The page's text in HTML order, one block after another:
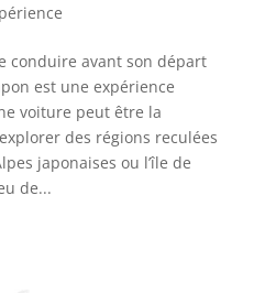
conduire avant son départ
est une expérience
voiture peut être la
des régions reculées
japonaises ou l’île de
de...